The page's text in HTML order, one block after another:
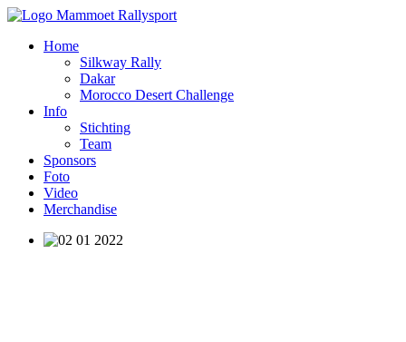
Home
Silkway Rally
Dakar
Morocco Desert Challenge
Info
Stichting
Team
Sponsors
Foto
Video
Merchandise